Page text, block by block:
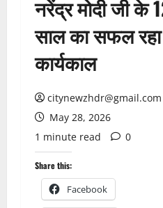
नरेंद्र मोदी जी के
साल का सफल रहा
कार्यकाल
citynewzhdr@gmail.com
May 28, 2026
1 minute read
0
Share this:
Facebook